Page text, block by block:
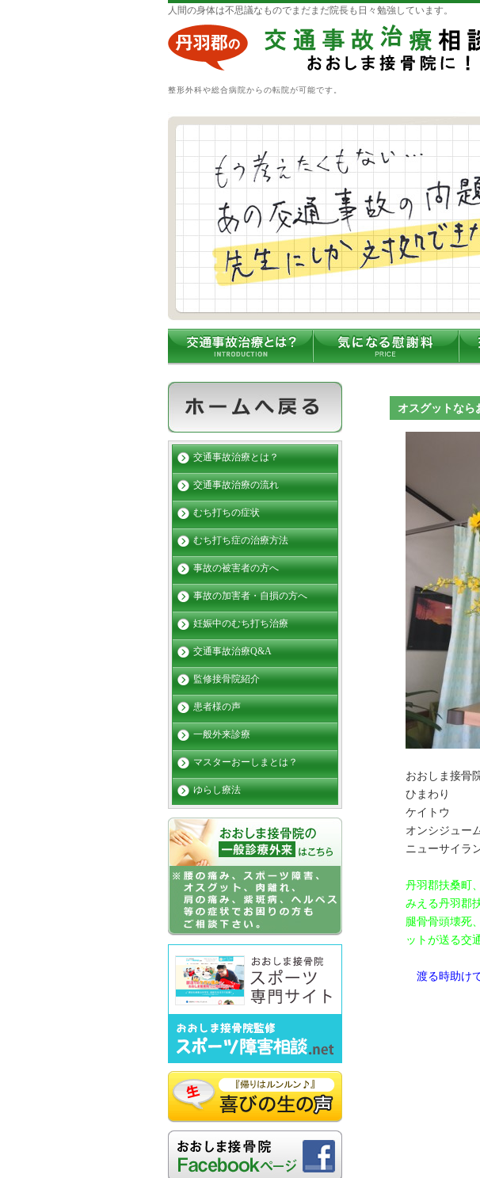
人間の身体は不思議なものでまだまだ院長も日々勉強しています。
整形外科や総合病院からの転院が可能です。
オスグットな
おおしま接
ひまわり
ケイトウ
オンシジュ
ニューサイラ
丹羽郡扶桑町
みえる丹羽郡
腿骨骨頭壊死
ットが送る交
渡る時助け
交通事故治療とは？
交通事故治療の流れ
むち打ちの症状
むち打ち症の治療方法
事故の被害者の方へ
事故の加害者・自損の方へ
妊娠中のむち打ち治療
交通事故治療Q&A
監修接骨院紹介
患者様の声
一般外来診療
マスターおーしまとは？
ゆらし療法